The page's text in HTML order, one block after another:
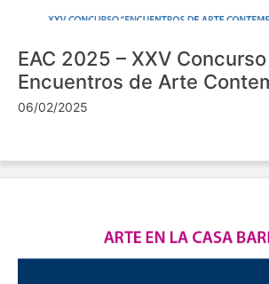
EAC 2025 – XXV
Encuentros de Arte
06/02/2025